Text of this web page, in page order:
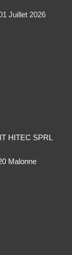
Juillet 2026
HITEC SPRL
Malonne